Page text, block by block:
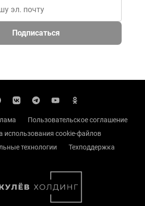
Подписаться
Пользовательское соглашение
использования cookie-файлов
технологии
Техподдержка